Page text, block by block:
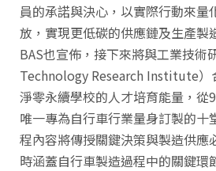
員的承諾與決心，以實際行動來量
放，實現更低碳的供應鏈及生產製
BAS也宣佈，接下來將與工業技
Technology Research Institute）
淨零永續學校的人才培育能量，從
唯一專為自行車行業量身訂製的十
程內容將傳授關鍵決策與製造供應
時涵蓋自行車製造過程中的關鍵環